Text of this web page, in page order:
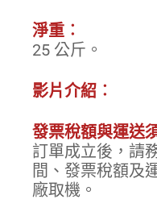
淨重︰
25 公斤。
影片介紹︰
發票稅額與運送
訂單成立後，請
間、發票稅額及
廠取機。